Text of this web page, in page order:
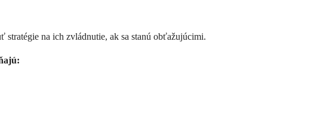
na ich zvládnutie, ak sa stanú obťažujúcimi.